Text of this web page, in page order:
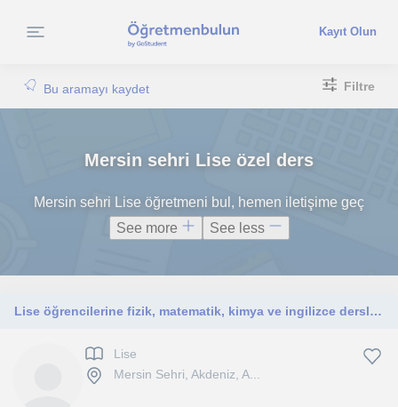
Kayıt Olun
Bu aramayı kaydet Filtre
Mersin sehri Lise özel ders
Mersin sehri Lise öğretmeni bul, hemen iletişime geç
See more
See less
Lise öğrencilerine fizik, matematik, kimya ve ingilizce dersleri veriyorum
Lise
Mersin Sehri, Akdeniz, A...